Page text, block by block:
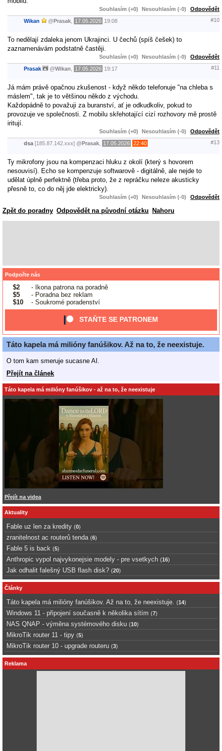
Souhlasím (+0) Nesouhlasím (-0) Odpovědět
Wikan @Prasak 17.05.2026 19:08 #10
To nedělají zdaleka jenom Ukrajinci. U čechů (spíš češek) to
zaznamenávám podstatně častěji.
Souhlasím (+0) Nesouhlasím (-0) Odpovědět
Prasak @Wikan 17.05.2026 19:17 #11
Já mám právě opačnou zkušenost - když někdo telefonuje "na chleba s
máslem", tak je to většinou někdo z východu.
Každopádně to považuji za buranství, ať je odkudkoliv, pokud to
provozuje ve společnosti. Z mobilu skřehotající cizí rozhovory mě prostě
iritují.
Souhlasím (+0) Nesouhlasím (-0) Odpovědět
dsa [185.87.142.xxx] @Prasak 17.05.2026 22:40 #13
Ty mikrofony jsou na kompenzaci hluku z okolí (který s hovorem
nesouvisí). Echo se kompenzuje softwarově - digitálně, ale nejde to
udělat úplně perfektně (třeba proto, že z repráčku neleze akusticky
přesně to, co do něj jde elektricky).
Souhlasím (+0) Nesouhlasím (-0) Odpovědět
Zpět do poradny Odpovědět na původní otázku Nahoru
Podpořte nás
$2
- Ikona patrona na poradně
$5
- Poradna bez reklam
$10
- Soukromé poradenství
STAŇTE SE PATRONEM
Táto kapela má milióny fanúšikov. Až na to, že neexistuje.
O tom kam smeruje sucasne AI.
Přejít na článek
Táto kapela má milióny fanúšikov - až na to, že neexistuje
Přejít na videa
Aktuality
Fable uz len za kredity (0)
zranitelnost ac routerů tenda (6)
Fable 5 is back (5)
Anthropic vypol najvykonejsie modely - pre vsetkych (16)
Jak odhalit falešný USB flash disk? (20)
Články
Táto kapela má milióny fanúšikov. Až na to, že neexistuje. (14)
Windows 11 - připojení současně k několika sítím (7)
NAS QNAP - výměna systémového disku (10)
MikroTik router 11 - tipy (5)
MikroTik router 10 - upgrade routeru (3)
Reklama